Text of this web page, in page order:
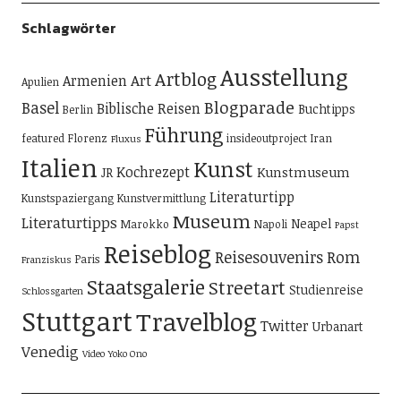
Schlagwörter
Apulien ArmenienArtArtblogAusstellung
Basel Berlin Biblische ReisenBlogparade Buchtipps
featured Florenz Fluxus Führung insideoutproject Iran
Italien JR Kochrezept Kunst Kunstmuseum
Kunstspaziergang Kunstvermittlung Literaturtipp
Literaturtipps Marokko Museum Napoli Neapel Papst
Franziskus Paris Reiseblog ReisesouvenirsRom
Schlossgarten Staatsgalerie Streetart Studienreise
StuttgartTravelblog Twitter Urbanart
Venedig Video Yoko Ono